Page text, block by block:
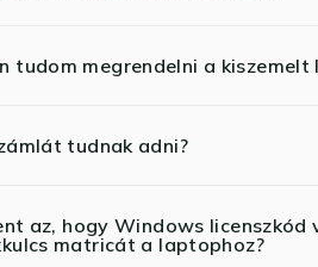
tudom megrendelni a
tudnak adni?
az, hogy Windows licenszkód
matricát a laptophoz?